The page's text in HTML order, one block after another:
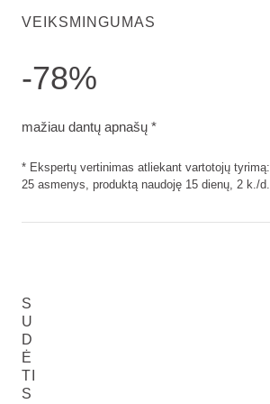
VEIKSMINGUMAS
-78%
mažiau dantų apnašų *
* Ekspertų vertinimas atliekant vartotojų tyrimą:
25 asmenys, produktą naudoję 15 dienų, 2 k./d.
S
U
D
Ė
TI
S